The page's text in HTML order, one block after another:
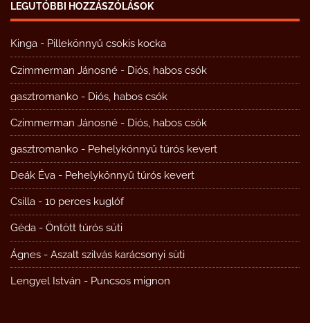
LEGUTÓBBI HOZZÁSZÓLÁSOK
Kinga - Pillekönnyű csokis kocka
Czimmerman Jánosné - Diós, habos csók
gasztromanko - Diós, habos csók
Czimmerman Jánosné - Diós, habos csók
gasztromanko - Pehelykönnyű túrós kevert
Deák Éva - Pehelykönnyű túrós kevert
Csilla - 10 perces kuglóf
Géda - Öntött túrós süti
Ágnes - Aszalt szilvás karácsonyi süti
Lengyel István - Puncsos mignon